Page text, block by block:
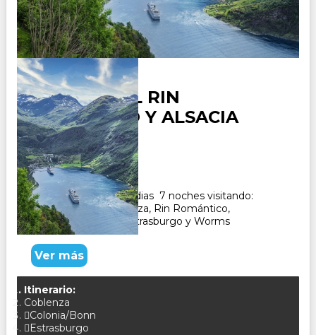
CRUCERO EL RIN
ROMANTICO Y ALSACIA
Duración:
8 Días 7Noches
CruceroTuristico de 8 dias 7 noches visitando:
Colonia, Bonn, Coblenza, Rin Romántico,
Rüdesheim, Espira, Estrasburgo y Worms
Ver más
Itinerario:
Coblenza
Colonia/Bonn
Estrasburgo